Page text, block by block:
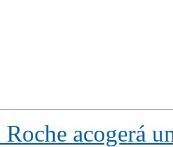
Roche acogerá